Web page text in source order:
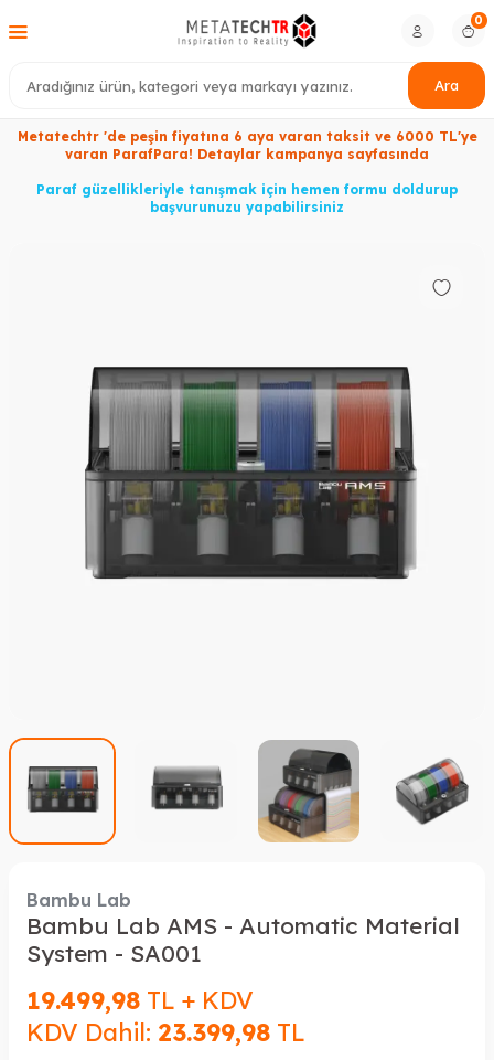
Ara
0
Metatechtr 'de peşin fiyatına 6 aya varan taksit ve 6000 TL'ye
varan ParafPara! Detaylar kampanya sayfasında
Paraf güzellikleriyle tanışmak için hemen formu doldurup
başvurunuzu yapabilirsiniz
Bambu Lab
Bambu Lab AMS - Automatic Material
System - SA001
19.499,98 TL + KDV
KDV Dahil: 23.399,98 TL